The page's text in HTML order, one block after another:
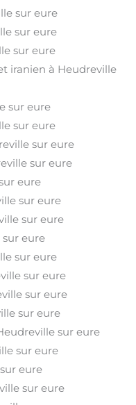
sur eure
sur eure
sur eure
iranien à Heudreville
sur eure
sur eure
sur eure
sur eure
eure
sur eure
sur eure
eure
sur eure
sur eure
sur eure
sur eure
sur eure
sur eure
eure
sur eure